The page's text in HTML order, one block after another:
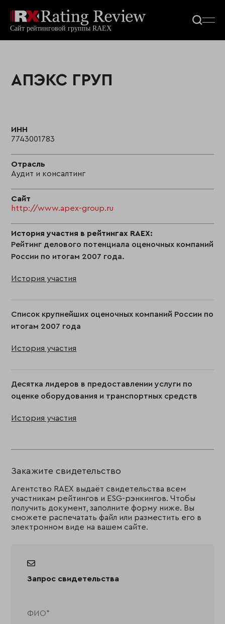
АПЭКС ГРУП
ИНН
7743001783
Отрасль
Аудит и консалтинг
Сайт
http://www.apex-group.ru
История участия в рейтингах RAEX:
Рейтинг делового потенциала оценочных компаний
России по итогам 2007 года.
История участия
Список крупнейших оценочных компаний России по
итогам 2007 года
История участия
Десятка лидеров в предоставлении услуги по
оценке оборудования и транспортных средств
История участия
Закажите свидетельство
Агентство RAEX выдаёт свидетельства всем
участникам рейтингов и ESG-рэнкингов. Чтобы
получить документ, заполните форму ниже. Вы
сможете распечатать файл или разместить его в
электронном виде на вашем сайте.
Запрос свидетельства